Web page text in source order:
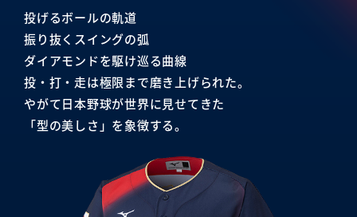
投げるボールの軌道
振り抜くスイングの弧
ダイアモンドを駆け巡る曲線
投・打・走は極限まで磨き上げられた。
やがて日本野球が世界に見せてきた
「型の美しさ」を象徴する。